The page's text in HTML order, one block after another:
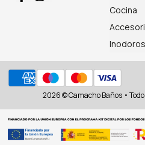
Cocina
Inodoros
2026 © Camacho Baños •